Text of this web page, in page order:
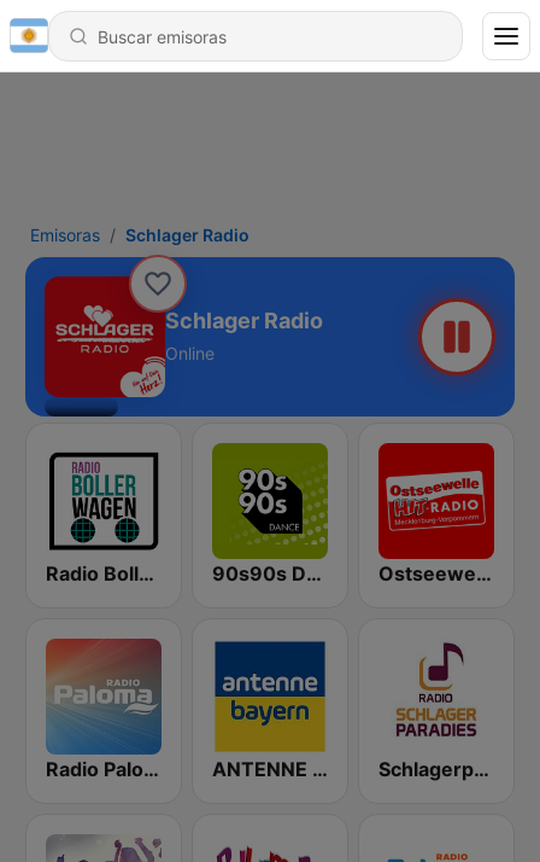
Emisoras Schlager Radio
Schlager Radio
Online
Radio Bollerwagen 90s90s Dance Ostseewelle Hit-Radio 105.6
Radio Paloma ANTENNE BAYERN Schlagerparadies